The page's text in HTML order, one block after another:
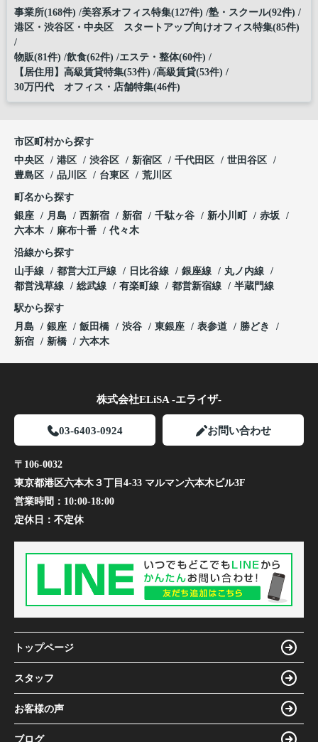
事業所(168件) 美容系オフィス特集(127件) 塾・スクール(92件)
港区・渋谷区・中央区 スタートアップ向けオフィス特集(85件)
物販(81件) 飲食(62件) エステ・整体(60件)
【居住用】高級賃貸特集(53件) 高級賃貸(53件)
30万円代 オフィス・店舗特集(46件)
市区町村から探す
中央区
港区 渋谷区 新宿区 千代田区
世田谷区
豊島区
品川区 台東区 荒川区
町名から探す
銀座
月島 西新宿 新宿 千駄ヶ谷 新小川町
赤坂
六本木
麻布十番 代々木
沿線から探す
山手線
都営大江戸線 日比谷線 銀座線
丸ノ内線
都営浅草線
総武線 有楽町線 都営新宿線 半蔵門線
駅から探す
月島
銀座 飯田橋 渋谷 東銀座 表参道
勝どき
新宿
新橋 六本木
株式会社ELiSA -エライザ-
03-6403-0924 お問い合わせ
〒106-0032
東京都港区六本木３丁目4-33 マルマン六本木ビル3F
営業時間： 10:00-18:00
定休日： 不定休
トップページ
スタッフ
お客様の声
ブログ